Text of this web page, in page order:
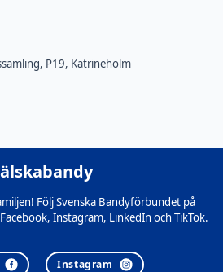
P19, Katrineholm
Följ Svenska Bandyförbundet på
Instagram, LinkedIn och TikTok.
Instagram